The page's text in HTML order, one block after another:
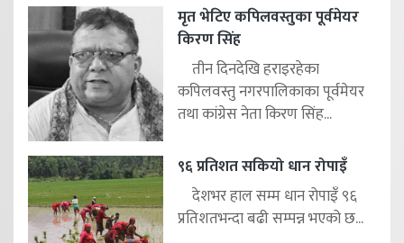
मृत भेटिए कपिलवस्तुका पूर्वमेयर
किरण सिंह
तीन दिनदेखि हराइरहेका
कपिलवस्तु नगरपालिकाका पूर्वमेयर
तथा कांग्रेस नेता किरण सिंह...
९६ प्रतिशत सकियो धान रोपाइँ
देशभर हाल सम्म धान रोपाइँ ९६
प्रतिशतभन्दा बढी सम्पन्न भएको छ...